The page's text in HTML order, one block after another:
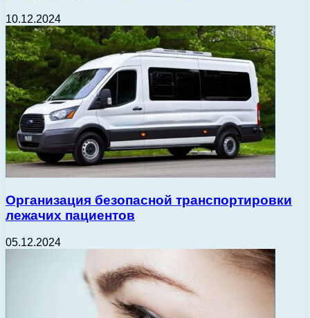
10.12.2024
Организация безопасной транспортировки
лежачих пациентов
05.12.2024